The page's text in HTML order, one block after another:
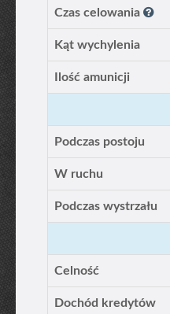
Czas celowania
Kąt wychylenia
Ilość amunicji
Podczas postoju
W ruchu
Podczas wystrzału
Celność
Dochód kredytów